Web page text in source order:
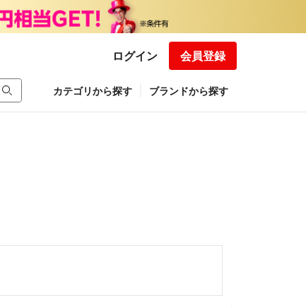
ログイン 会員登録
カテゴリから探す ブランドから探す